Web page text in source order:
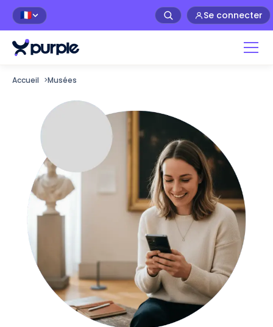
🇫🇷 Se connecter
Accueil >Musées